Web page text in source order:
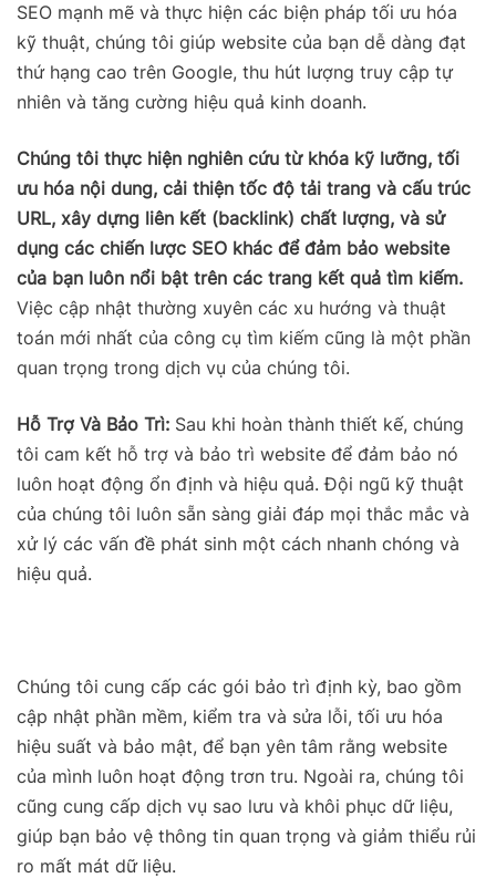
SEO mạnh mẽ và thực hiện các biện pháp tối ưu hóa
kỹ thuật, chúng tôi giúp website của bạn dễ dàng đạt
thứ hạng cao trên Google, thu hút lượng truy cập tự
nhiên và tăng cường hiệu quả kinh doanh.
Chúng tôi thực hiện nghiên cứu từ khóa kỹ lưỡng, tối
ưu hóa nội dung, cải thiện tốc độ tải trang và cấu trúc
URL, xây dựng liên kết (backlink) chất lượng, và sử
dụng các chiến lược SEO khác để đảm bảo website
của bạn luôn nổi bật trên các trang kết quả tìm kiếm.
Việc cập nhật thường xuyên các xu hướng và thuật
toán mới nhất của công cụ tìm kiếm cũng là một phần
quan trọng trong dịch vụ của chúng tôi.
Hỗ Trợ Và Bảo Trì: Sau khi hoàn thành thiết kế, chúng
tôi cam kết hỗ trợ và bảo trì website để đảm bảo nó
luôn hoạt động ổn định và hiệu quả. Đội ngũ kỹ thuật
của chúng tôi luôn sẵn sàng giải đáp mọi thắc mắc và
xử lý các vấn đề phát sinh một cách nhanh chóng và
hiệu quả.
Chúng tôi cung cấp các gói bảo trì định kỳ, bao gồm
cập nhật phần mềm, kiểm tra và sửa lỗi, tối ưu hóa
hiệu suất và bảo mật, để bạn yên tâm rằng website
của mình luôn hoạt động trơn tru. Ngoài ra, chúng tôi
cũng cung cấp dịch vụ sao lưu và khôi phục dữ liệu,
giúp bạn bảo vệ thông tin quan trọng và giảm thiểu rủi
ro mất mát dữ liệu.